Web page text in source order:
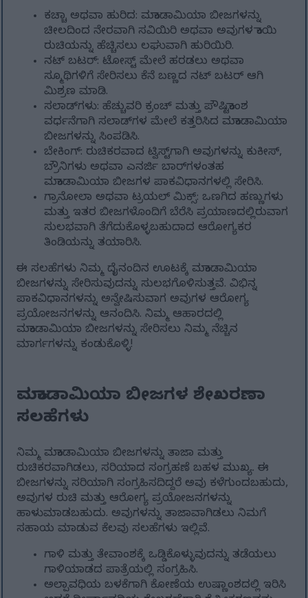
ಕಚ್ಚಾ ಅಥವಾ ಹುರಿದ: ಮಕಾಡಾಮಿಯಾ ಬೀಜಗಳನ್ನು
ಚೀಲದಿಂದ ನೇರವಾಗಿ ಸವಿಯಿರಿ ಅಥವಾ ಅವುಗಳ ಕಾಯಿ
ರುಚಿಯನ್ನು ಹೆಚ್ಚಿಸಲು ಲಘುವಾಗಿ ಹುರಿಯಿರಿ.
ನಟ್ ಬಟರ್: ಟೋಸ್ಟ್ ಮೇಲೆ ಹರಡಲು ಅಥವಾ
ಸ್ಮೂಥಿಗಳಿಗೆ ಸೇರಿಸಲು ಕೆನೆ ಬಣ್ಣದ ನಟ್ ಬಟರ್ ಆಗಿ
ಮಿಶ್ರಣ ಮಾಡಿ.
ಸಲಾಡ್‌ಗಳು: ಹೆಚ್ಚುವರಿ ಕ್ರಂಚ್ ಮತ್ತು ಪೌಷ್ಟಿಕಾಂಶ
ವರ್ಧನೆಗಾಗಿ ಸಲಾಡ್‌ಗಳ ಮೇಲೆ ಕತ್ತರಿಸಿದ ಮಕಾಡಾಮಿಯಾ
ಬೀಜಗಳನ್ನು ಸಿಂಪಡಿಸಿ.
ಬೇಕಿಂಗ್: ರುಚಿಕರವಾದ ಟ್ವಿಸ್ಟ್‌ಗಾಗಿ ಅವುಗಳನ್ನು ಕುಕೀಸ್,
ಬ್ರೌನಿಗಳು ಅಥವಾ ಎನರ್ಜಿ ಬಾರ್‌ಗಳಂತಹ
ಮಕಾಡಾಮಿಯಾ ಬೀಜಗಳ ಪಾಕವಿಧಾನಗಳಲ್ಲಿ ಸೇರಿಸಿ.
ಗ್ರಾನೋಲಾ ಅಥವಾ ಟ್ರಯಲ್ ಮಿಕ್ಸ್: ಒಣಗಿದ ಹಣ್ಣುಗಳು
ಮತ್ತು ಇತರ ಬೀಜಗಳೊಂದಿಗೆ ಬೆರೆಸಿ ಪ್ರಯಾಣದಲ್ಲಿರುವಾಗ
ಸುಲಭವಾಗಿ ತೆಗೆದುಕೊಳ್ಳಬಹುದಾದ ಆರೋಗ್ಯಕರ
ತಿಂಡಿಯನ್ನು ತಯಾರಿಸಿ.
ಈ ಸಲಹೆಗಳು ನಿಮ್ಮ ದೈನಂದಿನ ಊಟಕ್ಕೆ ಮಕಾಡಾಮಿಯಾ
ಬೀಜಗಳನ್ನು ಸೇರಿಸುವುದನ್ನು ಸುಲಭಗೊಳಿಸುತ್ತವೆ. ವಿಭಿನ್ನ
ಪಾಕವಿಧಾನಗಳನ್ನು ಅನ್ವೇಷಿಸುವಾಗ ಅವುಗಳ ಆರೋಗ್ಯ
ಪ್ರಯೋಜನಗಳನ್ನು ಆನಂದಿಸಿ. ನಿಮ್ಮ ಆಹಾರದಲ್ಲಿ
ಮಕಾಡಾಮಿಯಾ ಬೀಜಗಳನ್ನು ಸೇರಿಸಲು ನಿಮ್ಮ ನೆಚ್ಚಿನ
ಮಾರ್ಗಗಳನ್ನು ಕಂಡುಕೊಳ್ಳಿ!
ಮಕಾಡಾಮಿಯಾ ಬೀಜಗಳ ಶೇಖರಣಾ
ಸಲಹೆಗಳು
ನಿಮ್ಮ ಮಕಾಡಾಮಿಯಾ ಬೀಜಗಳನ್ನು ತಾಜಾ ಮತ್ತು
ರುಚಿಕರವಾಗಿಡಲು, ಸರಿಯಾದ ಸಂಗ್ರಹಣೆ ಬಹಳ ಮುಖ್ಯ. ಈ
ಬೀಜಗಳನ್ನು ಸರಿಯಾಗಿ ಸಂಗ್ರಹಿಸದಿದ್ದರೆ ಅವು ಕಳೆಗುಂದಬಹುದು,
ಅವುಗಳ ರುಚಿ ಮತ್ತು ಆರೋಗ್ಯ ಪ್ರಯೋಜನಗಳನ್ನು
ಹಾಳುಮಾಡಬಹುದು. ಅವುಗಳನ್ನು ತಾಜಾವಾಗಿಡಲು ನಿಮಗೆ
ಸಹಾಯ ಮಾಡುವ ಕೆಲವು ಸಲಹೆಗಳು ಇಲ್ಲಿವೆ.
ಗಾಳಿ ಮತ್ತು ತೇವಾಂಶಕ್ಕೆ ಒಡ್ಡಿಕೊಳ್ಳುವುದನ್ನು ತಡೆಯಲು
ಗಾಳಿಯಾಡದ ಪಾತ್ರೆಯಲ್ಲಿ ಸಂಗ್ರಹಿಸಿ.
ಅಲ್ಪಾವಧಿಯ ಬಳಕೆಗಾಗಿ ಕೋಣೆಯ ಉಷ್ಣಾಂಶದಲ್ಲಿ ಇರಿಸಿ